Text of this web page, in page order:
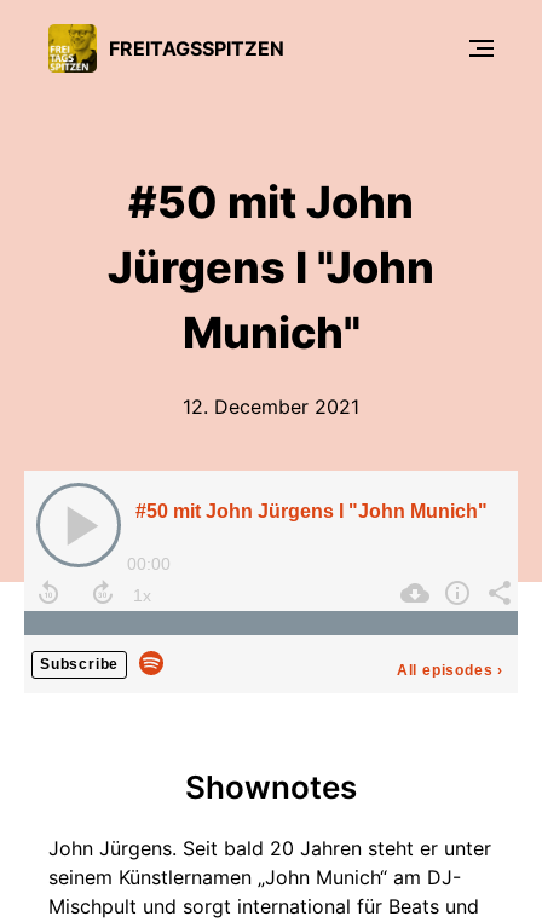
FREITAGSSPITZEN
#50 mit John
Jürgens I "John
Munich"
12. December 2021
#50 mit John Jürgens I "John Munich"
00:00
Subscribe All episodes ›
Shownotes
John Jürgens. Seit bald 20 Jahren steht er unter
seinem Künstlernamen „John Munich“ am DJ-
Mischpult und sorgt international für Beats und